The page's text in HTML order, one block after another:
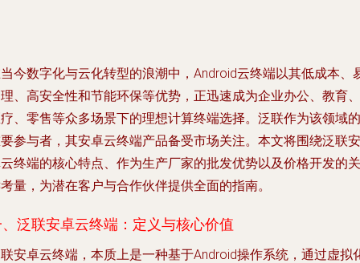
今数字化与云化转型的浪潮中，Android云终端以其低成本、
、高安全性和节能环保等优势，正迅速成为企业办公、教育、
、零售等众多场景下的理想计算终端选择。泛联作为该领域的
参与者，其安卓云终端产品备受市场关注。本文将围绕泛联安
终端的核心特点、作为生产厂家的批发优势以及价格开发的关
量，为潜在客户与合作伙伴提供全面的指南。
泛联安卓云终端：定义与核心价值
安卓云终端，本质上是一种基于Android操作系统，通过虚拟